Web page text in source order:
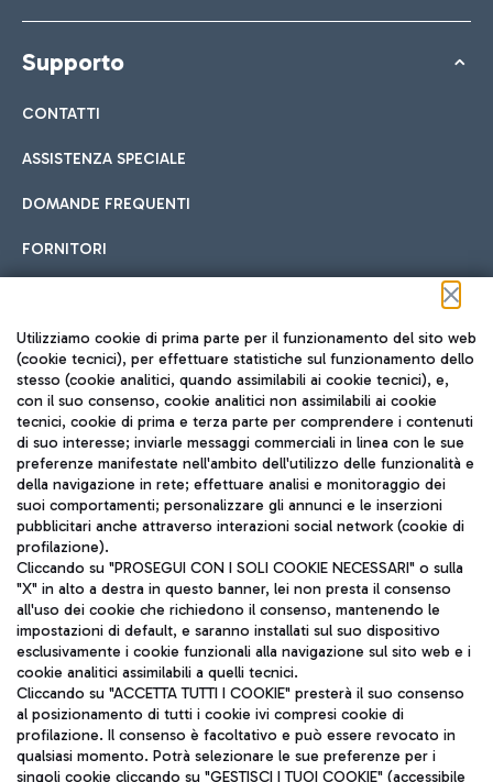
Supporto
CONTATTI
ASSISTENZA SPECIALE
DOMANDE FREQUENTI
FORNITORI
Seguici sui social
TRAVEL JOURNAL
ITA
Aeroporti di Roma S.p.A. - Società soggetta a direzione e
coordinamento di Mundys S.p.A.
Codice fiscale e Registro delle Imprese di Roma 13032990155 P.
IVA 06572251004
Capitale sociale 62.224.743,00 int. vers.
Utilizziamo cookie di prima parte per il funzionamento del sito web
(cookie tecnici), per effettuare statistiche sul funzionamento dello
stesso (cookie analitici, quando assimilabili ai cookie tecnici), e,
con il suo consenso, cookie analitici non assimilabili ai cookie
tecnici, cookie di prima e terza parte per comprendere i contenuti
di suo interesse; inviarle messaggi commerciali in linea con le sue
preferenze manifestate nell'ambito dell'utilizzo delle funzionalità e
della navigazione in rete; effettuare analisi e monitoraggio dei
suoi comportamenti; personalizzare gli annunci e le inserzioni
pubblicitari anche attraverso interazioni social network (cookie di
profilazione).
Cliccando su "PROSEGUI CON I SOLI COOKIE NECESSARI" o sulla
"X" in alto a destra in questo banner, lei non presta il consenso
all'uso dei cookie che richiedono il consenso, mantenendo le
impostazioni di default, e saranno installati sul suo dispositivo
esclusivamente i cookie funzionali alla navigazione sul sito web e i
cookie analitici assimilabili a quelli tecnici.
Cliccando su "ACCETTA TUTTI I COOKIE" presterà il suo consenso
al posizionamento di tutti i cookie ivi compresi cookie di
profilazione. Il consenso è facoltativo e può essere revocato in
qualsiasi momento. Potrà selezionare le sue preferenze per i
singoli cookie cliccando su "GESTISCI I TUOI COOKIE" (accessibile